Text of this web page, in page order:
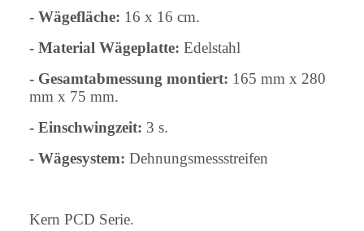
- Wägefläche: 16 x 16 cm.
- Material Wägeplatte: Edelstahl
- Gesamtabmessung montiert: 165 mm x 280
mm x 75 mm.
- Einschwingzeit: 3 s.
- Wägesystem: Dehnungsmessstreifen
Kern PCD Serie.